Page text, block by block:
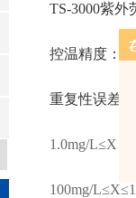
TS-3000紫外
控温精度：
重复性误差：
1.0mg/L≤X
100mg/